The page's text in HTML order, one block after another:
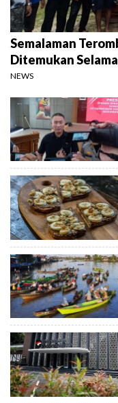
Semalaman
Ditemukan
NEWS